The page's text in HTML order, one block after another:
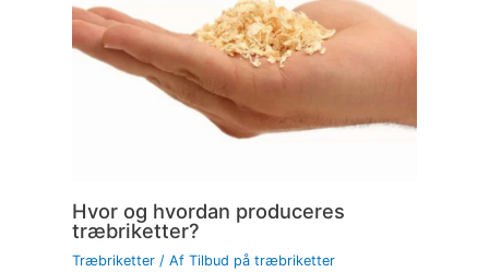
Hvor og hvordan produceres
træbriketter?
Træbriketter/ Af Tilbud på træbriketter